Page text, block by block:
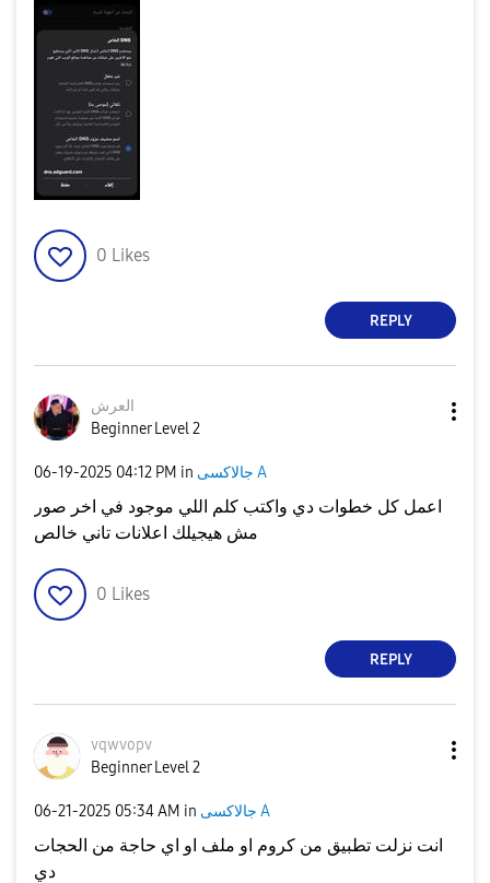
0 Likes
REPLY
العرش
Beginner Level 2
‎06-19-2025 04:12 PM in جالاكسى A
اعمل كل خطوات دي واكتب كلم اللي موجود في اخر صور
مش هيجيلك اعلانات تاني خالص
0 Likes
REPLY
vqwvopv
Beginner Level 2
‎06-21-2025 05:34 AM in جالاكسى A
انت نزلت تطبيق من كروم او ملف او اي حاجة من الحجات
دي